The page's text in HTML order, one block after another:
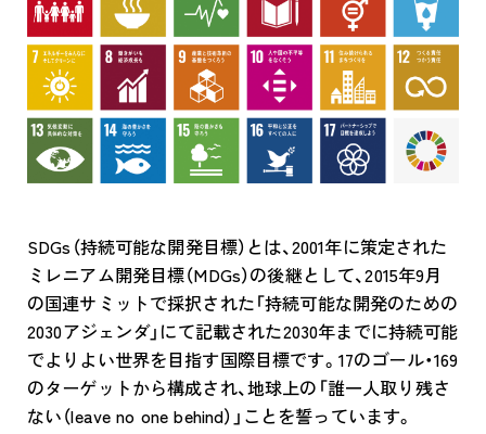
SDGs（持続可能な開発目標）とは、2001年に策定された
ミレニアム開発目標（MDGs）の後継として、2015年9月
の国連サミットで採択された「持続可能な開発のための
2030アジェンダ」にて記載された2030年までに持続可能
でよりよい世界を目指す国際目標です。17のゴール・169
のターゲットから構成され、地球上の「誰一人取り残さ
ない（leave no one behind）」ことを誓っています。